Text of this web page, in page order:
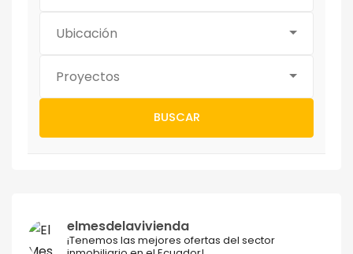
Ubicación
Proyectos
BUSCAR
elmesdelavivienda
¡Tenemos las mejores ofertas del sector